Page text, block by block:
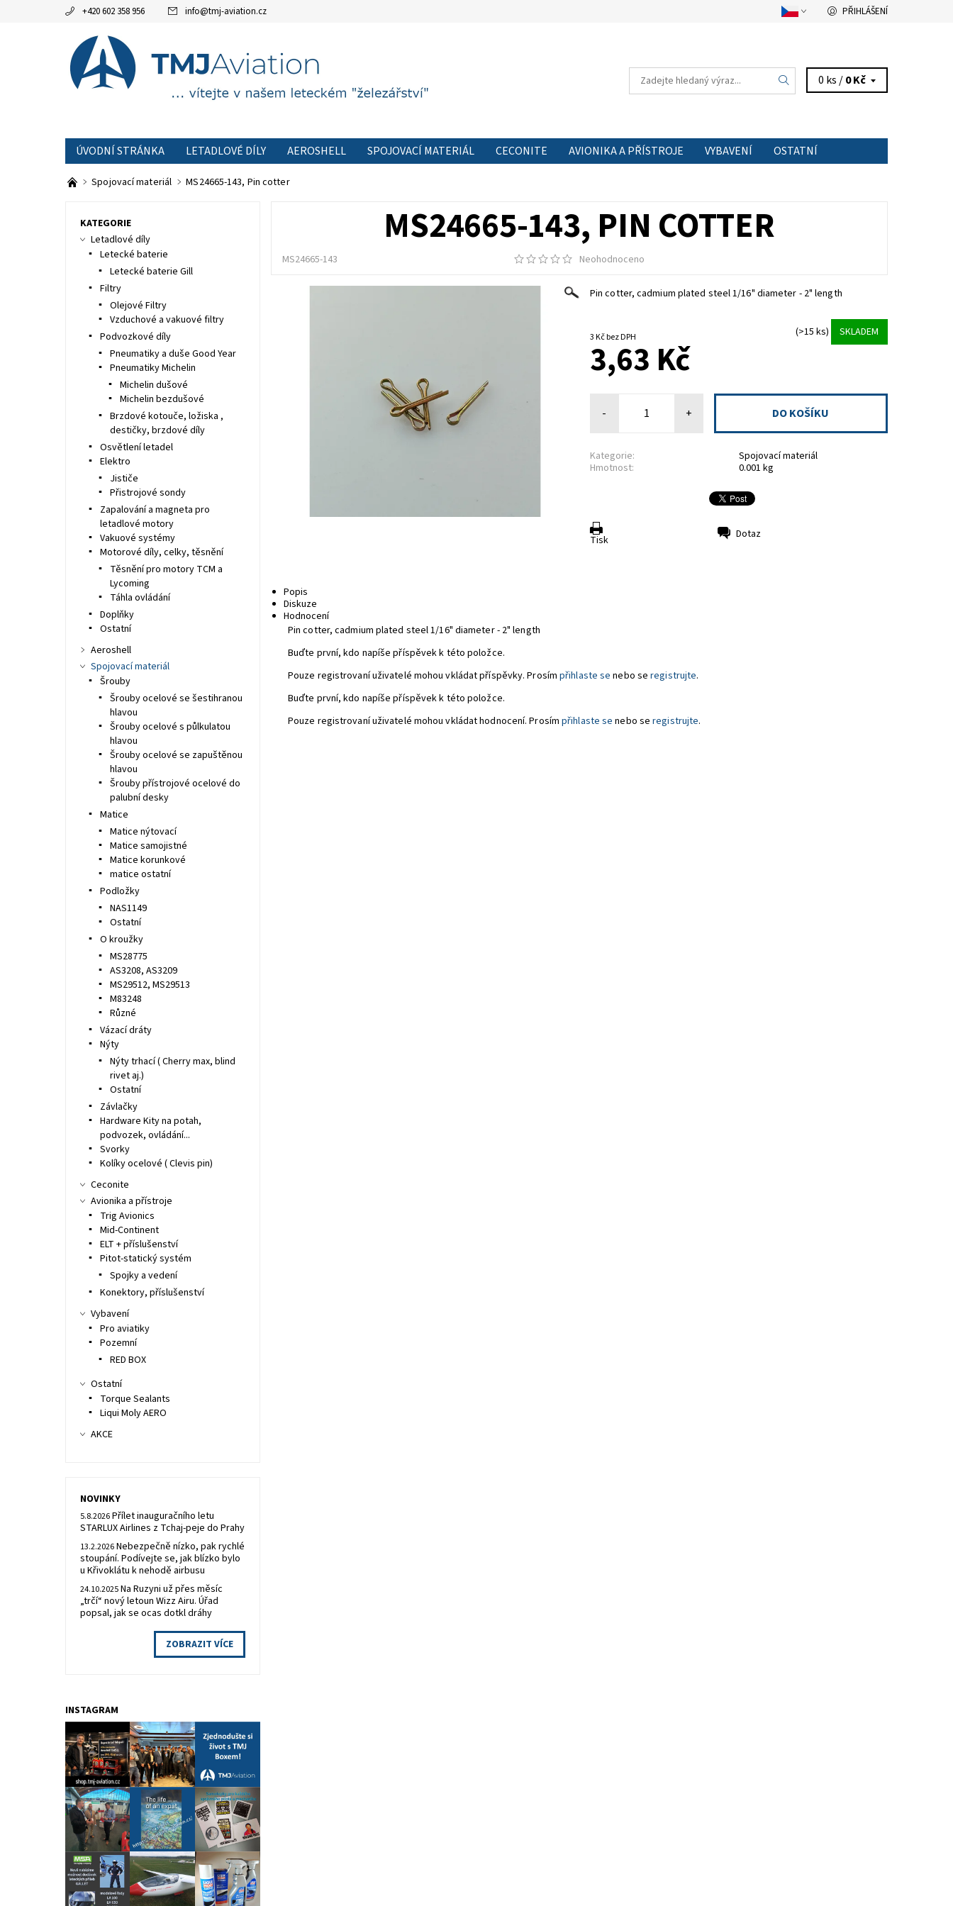
+420 602 358 956 info@tmj-aviation.cz PŘIHLÁŠENÍ
0 ks /0 Kč
ÚVODNÍ STRÁNKA LETADLOVÉ DÍLY AEROSHELL SPOJOVACÍ MATERIÁL CECONITE AVIONIKA A PŘÍSTROJE VYBAVENÍ
OSTATNÍ
AKCE
OBCHODNÍ PODMÍNKY KONTAKTNÍ FORMULÁŘ
Spojovací materiál MS24665-143, Pin cotter
MS24665-143, PIN COTTER
MS24665-143 Neohodnoceno
Pin cotter,cadmium plated steel 1/16" diameter - 2" length
3 Kč bez DPH (>15 ks) SKLADEM
3,63 Kč
- +
Kategorie:
Spojovací materiál
Hmotnost:
0.001 kg
Tisk Dotaz
Popis
Diskuze
Hodnocení
Pin cotter,cadmium plated steel 1/16" diameter - 2" length
Buďte první, kdo napíše příspěvek k této položce.
Pouze registrovaní uživatelé mohou vkládat příspěvky. Prosímpřihlaste se nebo seregistrujte.
Buďte první, kdo napíše příspěvek k této položce.
Pouze registrovaní uživatelé mohou vkládat hodnocení. Prosímpřihlaste se nebo seregistrujte.
KATEGORIE
Letadlové díly
Letecké baterie
Letecké baterie Gill
Filtry
Olejové Filtry
Vzduchové a vakuové filtry
Podvozkové díly
Pneumatiky a duše Good Year
Pneumatiky Michelin
Michelin dušové
Michelin bezdušové
Brzdové kotouče, ložiska ,
destičky, brzdové díly
Osvětlení letadel
Elektro
Jističe
Přistrojové sondy
Zapalování a magneta pro
letadlové motory
Vakuové systémy
Motorové díly, celky, těsnění
Těsnění pro motory TCM a
Lycoming
Táhla ovládání
Doplňky
Ostatní
Aeroshell
Spojovací materiál
Šrouby
Šrouby ocelové se šestihranou
hlavou
Šrouby ocelové s půlkulatou
hlavou
Šrouby ocelové se zapuštěnou
hlavou
Šrouby přístrojové ocelové do
palubní desky
Matice
Matice nýtovací
Matice samojistné
Matice korunkové
matice ostatní
Podložky
NAS1149
Ostatní
O kroužky
MS28775
AS3208, AS3209
MS29512, MS29513
M83248
Různé
Vázací dráty
Nýty
Nýty trhací ( Cherry max, blind
rivet aj.)
Ostatní
Závlačky
Hardware Kity na potah,
podvozek, ovládání...
Svorky
Kolíky ocelové ( Clevis pin)
Ceconite
Avionika a přístroje
Trig Avionics
Mid-Continent
ELT + příslušenství
Pitot-statický systém
Spojky a vedení
Konektory, příslušenství
Vybavení
Pro aviatiky
Pozemní
RED BOX
Ostatní
Torque Sealants
Liqui Moly AERO
AKCE
NOVINKY
5.8.2026Přílet inauguračního letu
STARLUX Airlines z Tchaj-peje do Prahy
13.2.2026Nebezpečně nízko, pak rychlé
stoupání. Podívejte se, jak blízko bylo
u Křivoklátu k nehodě airbusu
24.10.2025Na Ruzyni už přes měsíc
„trčí“ nový letoun Wizz Airu. Úřad
popsal, jak se ocas dotkl dráhy
ZOBRAZIT VÍCE
INSTAGRAM